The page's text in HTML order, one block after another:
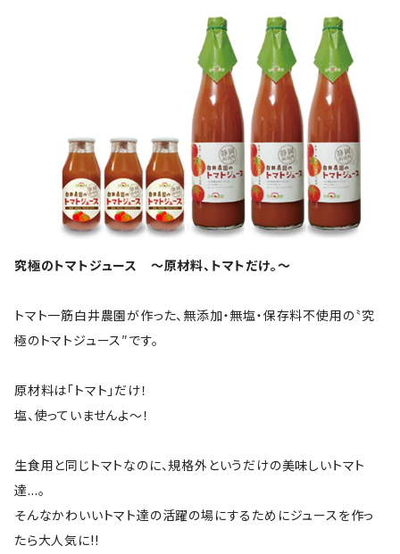
究極のトマトジュース ～原材料、トマトだけ。～
トマト一筋白井農園が作った、無添加・無塩・保存料不使用の〝究
極のトマトジュース″です。
原材料は「トマト」だけ！
塩、使っていませんよ～！
生食用と同じトマトなのに、規格外というだけの美味しいトマト
達…。
そんなかわいいトマト達の活躍の場にするためにジュースを作っ
たら大人気に!!